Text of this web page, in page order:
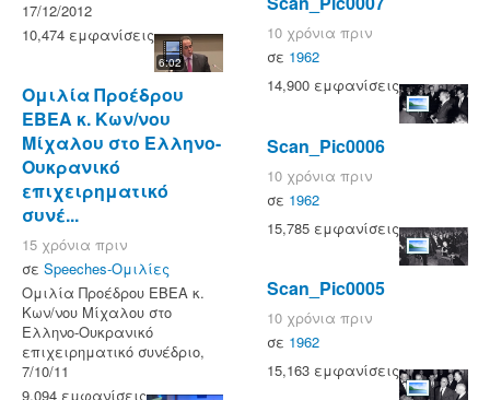
17/12/2012
10,474 εμφανίσεις
6:02
Ομιλία Προέδρου
ΕΒΕΑ κ. Κων/νου
Μίχαλου στο Ελληνο-
Ουκρανικό
επιχειρηματικό
συνέ...
15 χρόνια πριν
σε Speeches-Ομιλίες
Ομιλία Προέδρου ΕΒΕΑ κ.
Κων/νου Μίχαλου στο
Ελληνο-Ουκρανικό
επιχειρηματικό συνέδριο,
7/10/11
9,094 εμφανίσεις
10 χρόνια πριν
σε 1962
14,900 εμφανίσεις
Scan_Pic0006
10 χρόνια πριν
σε 1962
15,785 εμφανίσεις
Scan_Pic0005
10 χρόνια πριν
σε 1962
15,163 εμφανίσεις